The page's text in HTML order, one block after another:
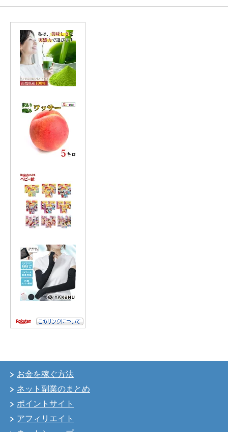
お金を稼ぐ方法
ネット副業のまとめ
ポイントサイト
アフィリエイト